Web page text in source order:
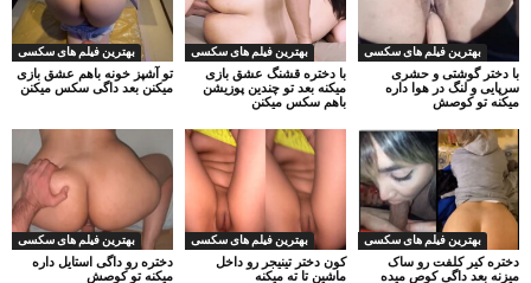
بهترین فیلم های سکسی
تو آشپز خونه باهم عشق بازی
میکنن بعد داگی سکس میکنن
بهترین فیلم های سکسی
با دختره قشنگ عشق بازی
میکنه بعد تو چندین پوزیشن
باهم سکس میکنن
بهترین فیلم های سکسی
با دختر گوشتی و حشری
سرپایی و لنگ در هوا داره
میکنه تو کوصش
بهترین فیلم های سکسی
دختره رو داگی استایل داره
میکنه تو کوصش
بهترین فیلم های سکسی
کون دختر تینیجر رو داخل
ماشین تا ته میکنه
بهترین فیلم های سکسی
دختره کیر کلفت رو ساک
میزنه بعد داگی کوص میده